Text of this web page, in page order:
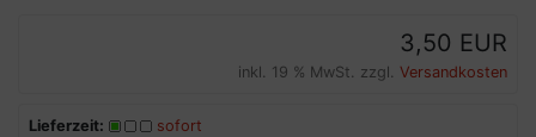
3,50 EUR
inkl. 19 % MwSt. zzgl. Versandkosten
Lieferzeit:
sofort